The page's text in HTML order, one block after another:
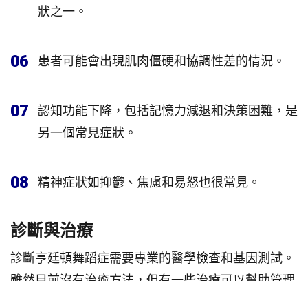
狀之一。
06 患者可能會出現肌肉僵硬和協調性差的情況。
07
認知功能下降，包括記憶力減退和決策困難，是
另一個常見症狀。
08 精神症狀如抑鬱、焦慮和易怒也很常見。
診斷與治療
診斷亨廷頓舞蹈症需要專業的醫學檢查和基因測試。